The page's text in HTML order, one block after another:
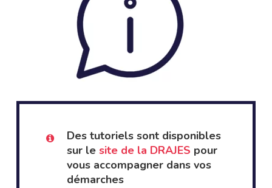
Des tutoriels sont disponibles
sur lesite de la DRAJES pour
vous accompagner dans vos
démarches